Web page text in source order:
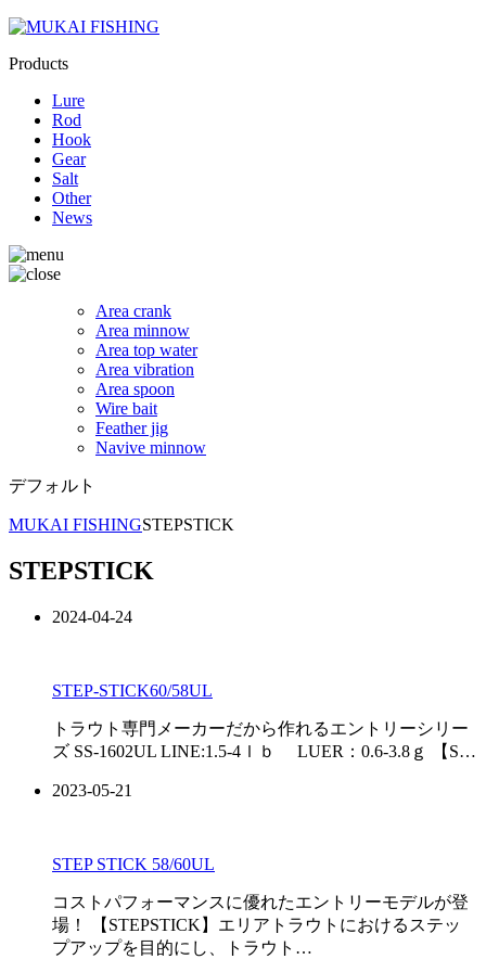
Products
Lure
Rod
Hook
Gear
Salt
Other
News
Area crank
Area minnow
Area top water
Area vibration
Area spoon
Wire bait
Feather jig
Navive minnow
デフォルト
MUKAI FISHINGSTEPSTICK
STEPSTICK
2024-04-24
STEP-STICK60/58UL
トラウト専門メーカーだから作れるエントリーシリー
ズ SS-1602UL LINE:1.5-4ｌｂ LUER：0.6-3.8ｇ 【S…
2023-05-21
STEP STICK 58/60UL
コストパフォーマンスに優れたエントリーモデルが登
場！ 【STEPSTICK】エリアトラウトにおけるステッ
プアップを目的にし、トラウト…